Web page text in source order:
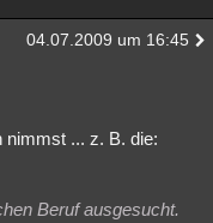
04.07.2009 um 16:45
nimmst ... z. B. die:
Beruf ausgesucht.